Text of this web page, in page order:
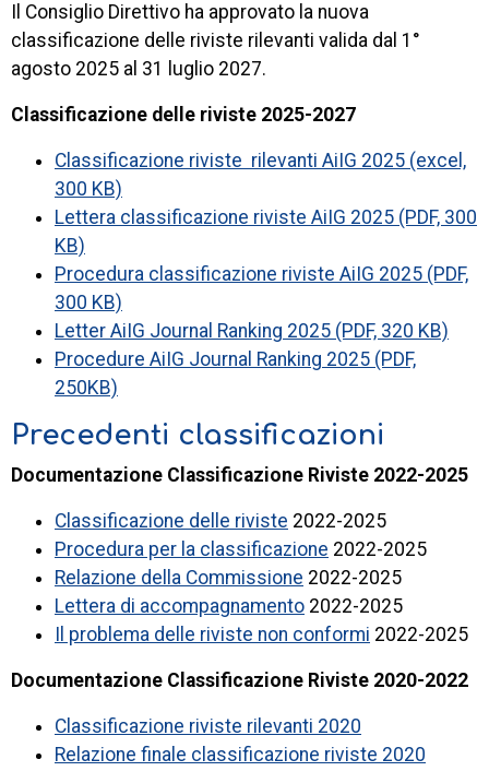
Il Consiglio Direttivo ha approvato la nuova
classificazione delle riviste rilevanti valida dal 1°
agosto 2025 al 31 luglio 2027.
Classificazione delle riviste 2025-2027
Classificazione riviste rilevanti AiIG 2025 (excel,
300 KB)
Lettera classificazione riviste AiIG 2025 (PDF, 300
KB)
Procedura classificazione riviste AiIG 2025 (PDF,
300 KB)
Letter AiIG Journal Ranking 2025 (PDF, 320 KB)
Procedure AiIG Journal Ranking 2025 (PDF,
250KB)
Precedenti classificazioni
Documentazione Classificazione Riviste 2022-2025
Classificazione delle riviste 2022-2025
Procedura per la classificazione 2022-2025
Relazione della Commissione 2022-2025
Lettera di accompagnamento 2022-2025
Il problema delle riviste non conformi 2022-2025
Documentazione Classificazione Riviste 2020-2022
Classificazione riviste rilevanti 2020
Relazione finale classificazione riviste 2020